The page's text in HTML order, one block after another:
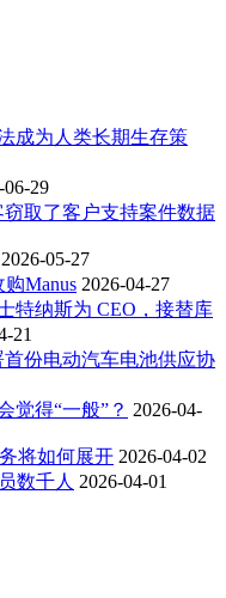
成为人类长期生存策
06-29
窃取了客户支持案件数据
2026-05-27
Manus 2026-04-27
特纳斯为 CEO，接替库
21
份电动汽车电池供应协
觉得“一般”？ 2026-04-
将如何展开 2026-04-02
数千人 2026-04-01